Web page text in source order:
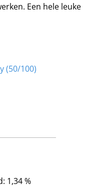
Een hele leuke
(50/100)
1,34 %